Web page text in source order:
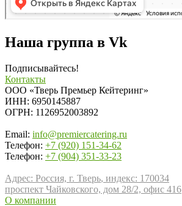
Наша группа в Vk
Подписывайтесь!
Контакты
ООО «Тверь Премьер Кейтеринг»
ИНН: 6950145887
ОГРН: 1126952003892
Email: info@premiercatering.ru
Телефон: +7 (920) 151-34-62
Телефон: +7 (904) 351-33-23
Адрес: Россия, г. Тверь, индекс: 170034
проспект Чайковского, дом 28/2, офис 416
О компании